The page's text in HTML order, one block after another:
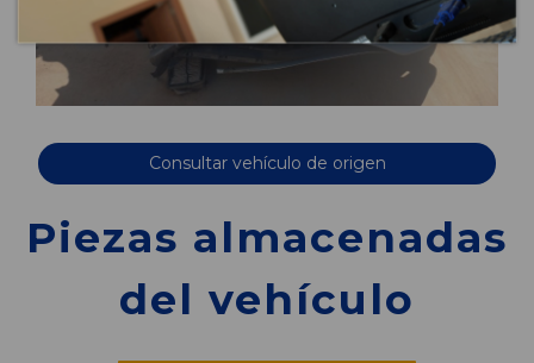
Consultar vehículo de origen
Piezas almacenadas
del vehículo